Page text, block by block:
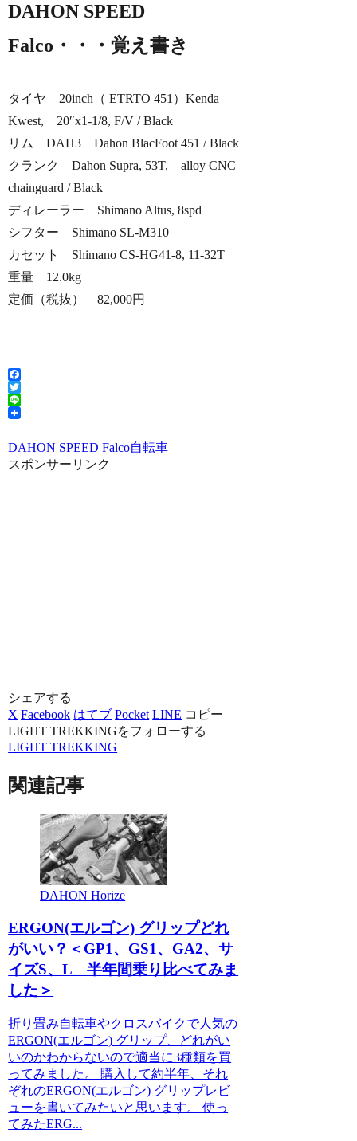
DAHON SPEED
Falco・・・覚え書き
タイヤ 20inch（ ETRTO 451）Kenda
Kwest, 20″x1-1/8, F/V / Black
リム DAH3 Dahon BlacFoot 451 / Black
クランク Dahon Supra, 53T, alloy CNC
chainguard / Black
ディレーラー Shimano Altus, 8spd
シフター Shimano SL-M310
カセット Shimano CS-HG41-8, 11-32T
重量 12.0kg
定価（税抜） 82,000円
Facebook
Twitter
Line
DAHON SPEED Falco自転車
スポンサーリンク
シェアする
X Facebook はてブ Pocket LINE コピー
LIGHT TREKKINGをフォローする
LIGHT TREKKING
関連記事
DAHON Horize
ERGON(エルゴン) グリップどれ
がいい？＜GP1、GS1、GA2、サ
イズS、L 半年間乗り比べてみま
した＞
折り畳み自転車やクロスバイクで人気の
ERGON(エルゴン) グリップ、どれがい
いのかわからないので適当に3種類を買
ってみました。 購入して約半年、それ
ぞれのERGON(エルゴン) グリップレビ
ューを書いてみたいと思います。 使っ
てみたERG...